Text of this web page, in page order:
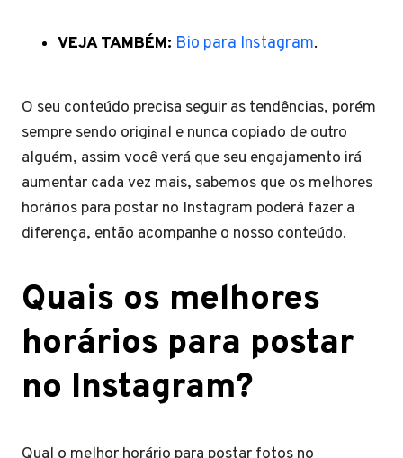
VEJA TAMBÉM: Bio para Instagram.
O seu conteúdo precisa seguir as tendências, porém
sempre sendo original e nunca copiado de outro
alguém, assim você verá que seu engajamento irá
aumentar cada vez mais, sabemos que os melhores
horários para postar no Instagram poderá fazer a
diferença, então acompanhe o nosso conteúdo.
Quais os melhores
horários para postar
no Instagram?